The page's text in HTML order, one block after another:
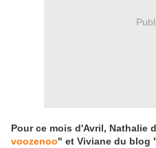
Pour ce mois d'Avril, Nathalie
voozenoo" et Viviane du blog